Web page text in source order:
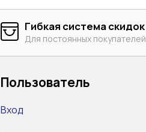
Гибкая система скидок
Для постоянных покупателей
Пользователь
Вход